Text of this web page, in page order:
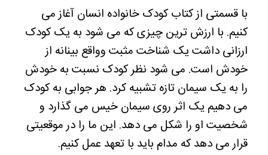
با قسمتی از کتاب کودک خانواده انسان آغاز می
کنیم. با ارزش ترین چیزی که می شود به یک کودک
ارزانی داشت یک شناخت مثبت وواقع بینانه از
خودش است. می شود نظر کودک نسبت به خودش
را به یک سیمان تازه تشبیه کرد. هر جوابی به کودک
می دهیم یک اثر روی سیمان خیس می گذارد و
شخصیت او را شکل می دهد. این ما را در موقعیتی
قرار می دهد که مدام باید با تعهد عمل کنیم.